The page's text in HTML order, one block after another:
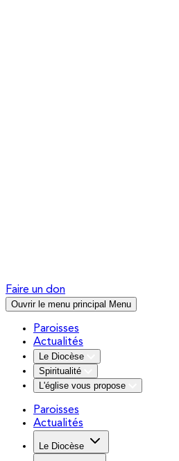
Faire un don
Ouvrir le menu principal Menu
Paroisses
Actualités
Le Diocèse
Spiritualité
L'église vous propose
Paroisses
Actualités
Le Diocèse